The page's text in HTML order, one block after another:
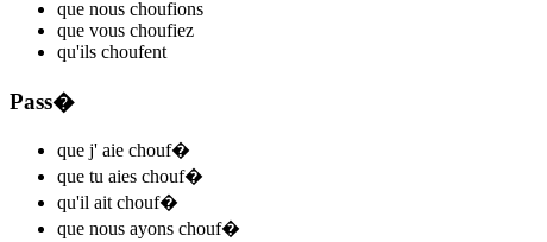
que nous choufions
que vous choufiez
qu'ils choufent
Pass�
que j' aie chouf�
que tu aies chouf�
qu'il ait chouf�
que nous ayons chouf�